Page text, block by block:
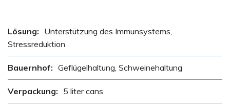
Lösung: Unterstützung des Immunsystems,
Stressreduktion
Bauernhof: Geflügelhaltung, Schweinehaltung
Verpackung: 5 liter cans